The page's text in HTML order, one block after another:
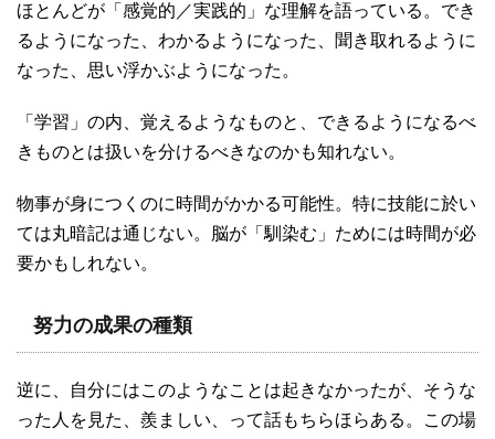
ほとんどが「感覚的／実践的」な理解を語っている。でき
るようになった、わかるようになった、聞き取れるように
なった、思い浮かぶようになった。
「学習」の内、覚えるようなものと、できるようになるべ
きものとは扱いを分けるべきなのかも知れない。
物事が身につくのに時間がかかる可能性。特に技能に於い
ては丸暗記は通じない。脳が「馴染む」ためには時間が必
要かもしれない。
努力の成果の種類
逆に、自分にはこのようなことは起きなかったが、そうな
った人を見た、羨ましい、って話もちらほらある。この場